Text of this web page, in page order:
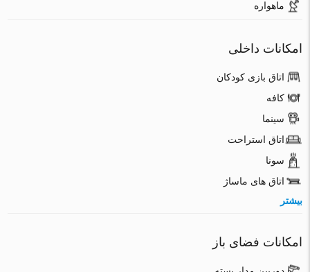
ماهواره
امکانات داخلی
اتاق بازی کودکان
کافه
سینما
اتاق استراحت
سونا
اتاق های ماساژ
بیشتر
امکانات فضای باز